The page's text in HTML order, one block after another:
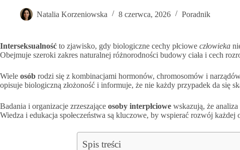
Natalia Korzeniowska 8 czerwca, 2026 Poradnik
Interseksualność to zjawisko, gdy biologiczne cechy płciowe człowieka
Obejmuje szeroki zakres naturalnej różnorodności budowy ciała i cech
Wiele osób rodzi się z kombinacjami hormonów, chromosomów i
opisuje biologiczną złożoność i informuje, że nie każdy przypadek da się
Badania i organizacje zrzeszające osoby interpłciowe wskazują, że
Wiedza i edukacja społeczeństwa są kluczowe, by wspierać rozwój każdej
Spis treści